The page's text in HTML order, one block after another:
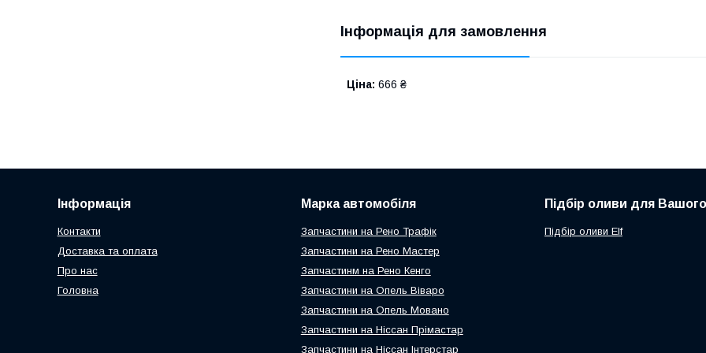
Інформація для замовлення
Ціна: 666 ₴
Інформація
Контакти
Доставка та оплата
Про нас
Головна
Марка автомобіля
Запчастини на Рено Трафік
Запчастини на Рено Мастер
Запчастинм на Рено Кенго
Запчастини на Опель Віваро
Запчастини на Опель Мовано
Запчастини на Ніссан Прімастар
Запчастини на Ніссан Інтерстар
Підбір оливи для
Підбір оливи Elf